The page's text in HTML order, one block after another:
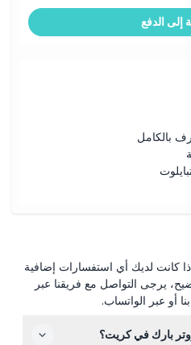
إلى الدفع
بالكامل
كانت لديك أي استفسارات إضافية
يرجى التواصل مع فريقنا عبر
أو عبر الواتساب.
بارك في كريت؟